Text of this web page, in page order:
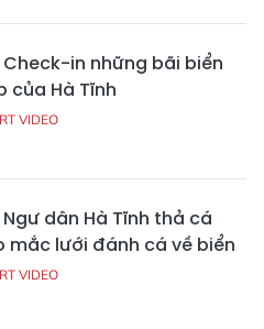
Check-in những bãi biển
của Hà Tĩnh
VIDEO
Ngư dân Hà Tĩnh thả cá
mắc lưới đánh cá về biển
VIDEO